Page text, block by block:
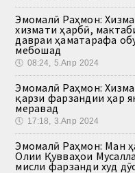
Эмомалӣ Раҳмон:
хизмати ҳарбӣ,
давраи ҳаматарафа
мебошад
🕔 08:24, 5.Апр 2024
Эмомалӣ Раҳмон:
қарзи фарзандии ҳар
меравад
🕔 17:18, 3.Апр 2024
Эмомалӣ Раҳмон: Ман
Олии Қувваҳои
мисли фарзанди худ